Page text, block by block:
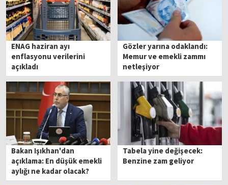
ENAG haziran ayı
enflasyonu verilerini
açıkladı
Gözler yarına odaklandı:
Memur ve emekli zammı
netleşiyor
Bakan Işıkhan'dan
açıklama: En düşük emekli
aylığı ne kadar olacak?
Tabela yine değişecek:
Benzine zam geliyor